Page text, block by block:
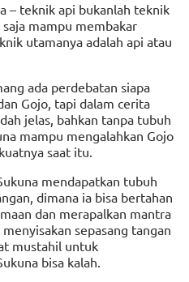
– teknik api bukanlah teknik
mampu membakar
utamanya adalah api atau
ada perdebatan siapa
Gojo, tapi dalam cerita
jelas, bahkan tanpa tubuh
mampu mengalahkan Gojo
saat itu.
mendapatkan tubuh
dimana ia bisa bertahan
dan merapalkan mantra
sepasang tangan
mustahil untuk
bisa kalah.